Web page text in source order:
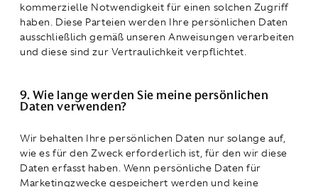
kommerzielle Notwendigkeit für einen solchen Zugriff
haben. Diese Parteien werden Ihre persönlichen Daten
ausschließlich gemäß unseren Anweisungen verarbeiten
und diese sind zur Vertraulichkeit verpflichtet.
9. Wie lange werden Sie meine persönlichen
Daten verwenden?
Wir behalten Ihre persönlichen Daten nur solange auf,
wie es für den Zweck erforderlich ist, für den wir diese
Daten erfasst haben. Wenn persönliche Daten für
Marketingzwecke gespeichert werden und keine